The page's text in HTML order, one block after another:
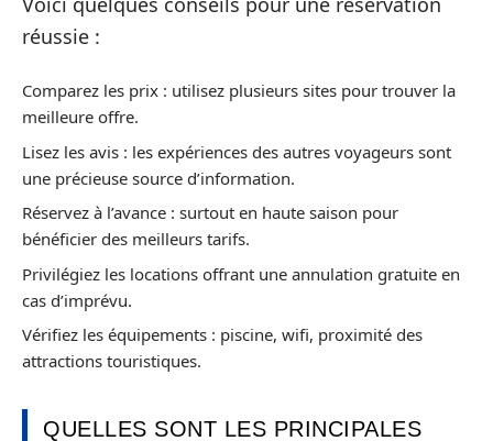
réussie :
Comparez les prix : utilisez plusieurs sites pour trouver la
meilleure offre.
Lisez les avis : les expériences des autres voyageurs sont
une précieuse source d’information.
Réservez à l’avance : surtout en haute saison pour
bénéficier des meilleurs tarifs.
Privilégiez les locations offrant une annulation gratuite en
cas d’imprévu.
Vérifiez les équipements : piscine, wifi, proximité des
attractions touristiques.
QUELLES SONT LES PRINCIPALES